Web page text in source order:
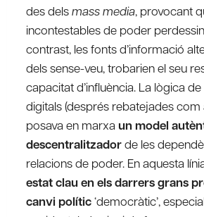
des delsmass media, provocant
incontestables de poder
contrast, les fonts d’informació
dels sense-veu, trobarien el seu
capacitat d’influència. La lògica
digitals (després rebatejades com
posava en marxa un model
descentralitzadorde les
relacions de poder. En aquesta
estat clau en els darrers grans
canvi polític‘democràtic’,